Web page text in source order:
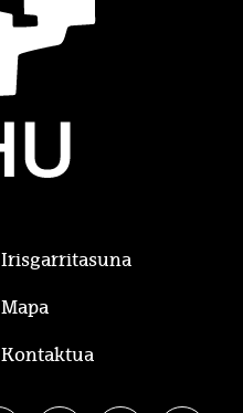
Irisgarritasuna
Mapa
Kontaktua